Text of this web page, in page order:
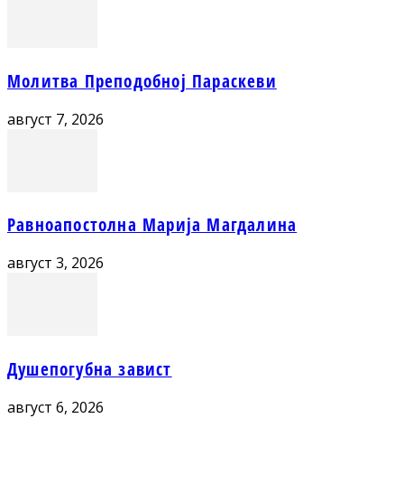
Молитва Преподобној Параскеви
август 7, 2026
Равноапостолна Марија Магдалина
август 3, 2026
Душепогубна завист
август 6, 2026